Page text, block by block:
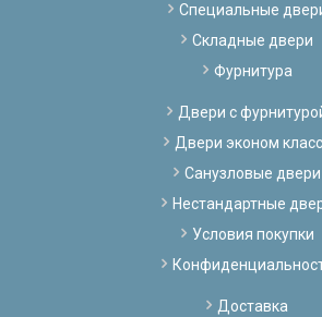
Специальные
Складные двери
Фурнитура
Двери с
Двери эконом
Санузловые двери
Нестандартные
Условия покупки
Доставка